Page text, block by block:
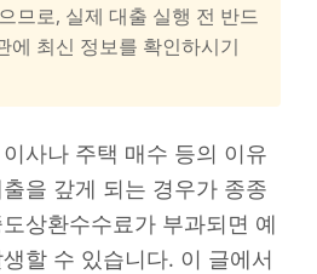
므로, 실제 대출 실행 전 반드
에 최신 정보를 확인하시기
사나 주택 매수 등의 이유
을 갚게 되는 경우가 종종
상환수수료가 부과되면 예
할 수 있습니다. 이 글에서